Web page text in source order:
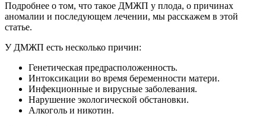
Подробнее о том, что такое ДМЖП у плода, о причинах
аномалии и последующем лечении, мы расскажем в этой
статье.
У ДМЖП есть несколько причин:
Генетическая предрасположенность.
Интоксикации во время беременности матери.
Инфекционные и вирусные заболевания.
Нарушение экологической обстановки.
Алкоголь и никотин.